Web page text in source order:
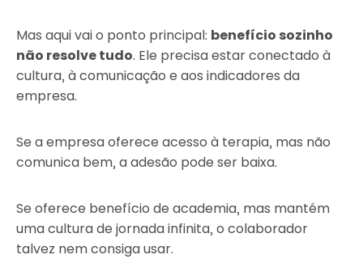
Mas aqui vai o ponto principal: benefício sozinho
não resolve tudo. Ele precisa estar conectado à
cultura, à comunicação e aos indicadores da
empresa.
Se a empresa oferece acesso à terapia, mas não
comunica bem, a adesão pode ser baixa.
Se oferece benefício de academia, mas mantém
uma cultura de jornada infinita, o colaborador
talvez nem consiga usar.